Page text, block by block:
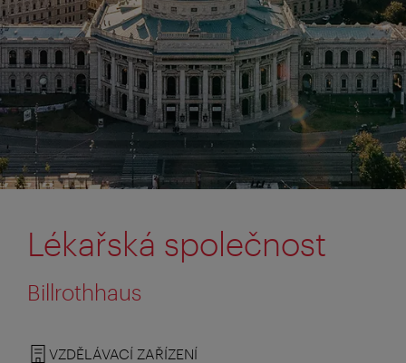
Lékařská společnost
Billrothhaus
VZDĚLÁVACÍ ZAŘÍZENÍ